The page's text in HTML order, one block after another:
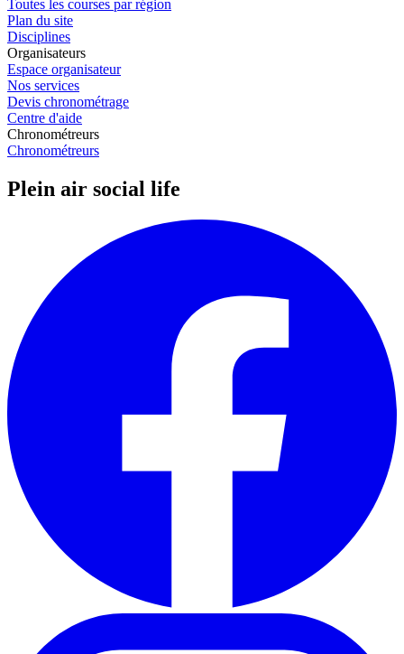
Toutes les courses par région
Plan du site
Disciplines
Organisateurs
Espace organisateur
Nos services
Devis chronométrage
Centre d'aide
Chronométreurs
Chronométreurs
Plein air social life